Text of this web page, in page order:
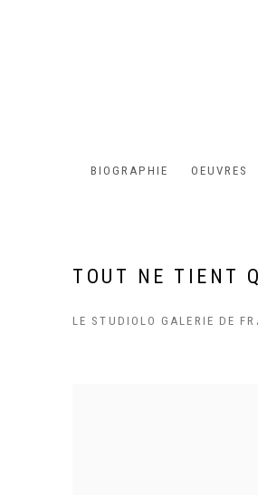
BIOGRAPHIE OEUVRES
TOUT NE TIENT
LE STUDIOLO GALERIE DE